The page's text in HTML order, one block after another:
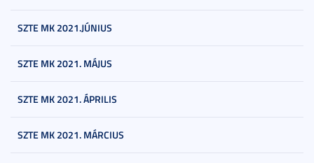
SZTE MK 2021.JÚNIUS
SZTE MK 2021. MÁJUS
SZTE MK 2021. ÁPRILIS
SZTE MK 2021. MÁRCIUS